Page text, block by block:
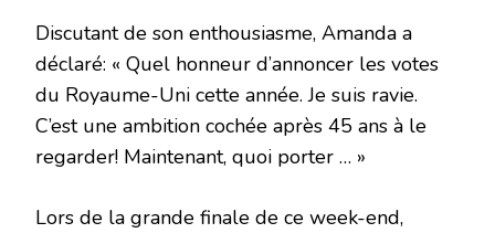
Discutant de son enthousiasme, Amanda a
déclaré: « Quel honneur d’annoncer les votes
du Royaume-Uni cette année. Je suis ravie.
C’est une ambition cochée après 45 ans à le
regarder! Maintenant, quoi porter … »
Lors de la grande finale de ce week-end,